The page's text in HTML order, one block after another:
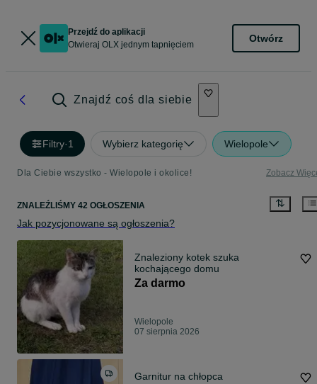
Przejdź do aplikacji
Otwieraj OLX jednym tapnięciem
Otwórz
Znajdź coś dla siebie
Filtry·1 Wybierz kategorię Wielopole
Dla Ciebie wszystko - Wielopole i okolice! Zobacz
ZNALEŹLIŚMY 42 OGŁOSZENIA
Jak pozycjonowane są ogłoszenia?
Znaleziony kotek szuka
kochającego domu
Za darmo
Wielopole
07 sierpnia 2026
Garnitur na chłopca